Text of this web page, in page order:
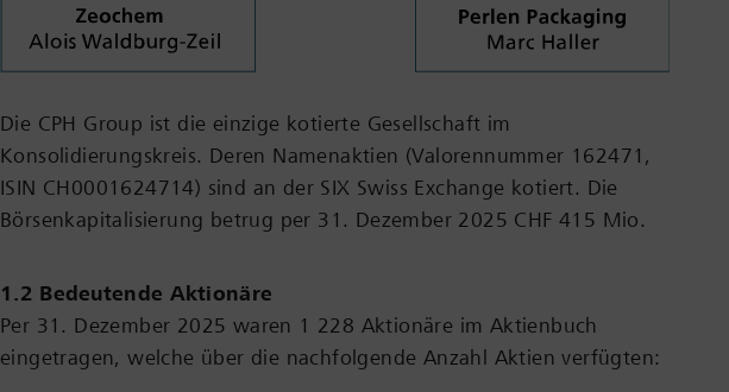
Die CPH Group ist die einzige kotierte Gesellschaft im
Konsolidierungskreis. Deren Namenaktien (Valorennummer 162471,
ISIN CH0001624714) sind an der SIX Swiss Exchange kotiert. Die
Börsenkapitalisierung betrug per 31. Dezember 2025 CHF 415 Mio.
1.2 Bedeutende Aktionäre
Per 31. Dezember 2025 waren 1 228 Aktionäre im Aktienbuch
eingetragen, welche über die nachfolgende Anzahl Aktien verfügten: